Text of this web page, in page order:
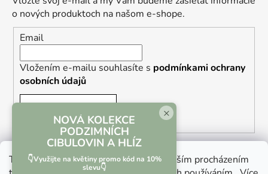
Tento web používá soubory cookie. Dalším procházením
o nových produktoch na našom e-shope.
Email
Vložením e-mailu souhlasíte s podmínkami ochrany
osobních údajů
×
NOVÁ KOLEKCE
PODZIMNÍCH
CIBULOVIN A HLÍZ
👇Využijte na květiny promo kód na 10%
slevu👇